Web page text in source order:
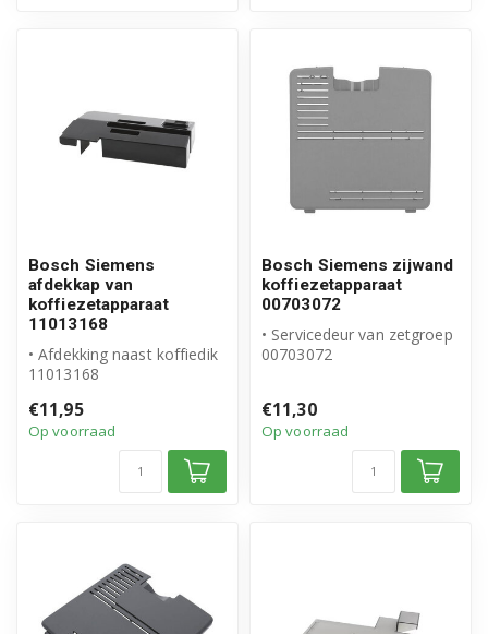
Bosch Siemens
afdekkap van
koffiezetapparaat
11013168
• Afdekking naast koffiedik
11013168
product
€11,95
Op voorraad
Bosch Siemens zijwand
koffiezetapparaat
00703072
• Servicedeur van zetgroep
00703072
€11,30
Op voorraad